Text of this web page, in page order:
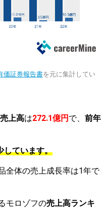
価証券報告書を元に集計してい
売上高は272.1億円 で、 前年
しています。
全体の売上成長率は1年で
モロゾフの売上高ランキ